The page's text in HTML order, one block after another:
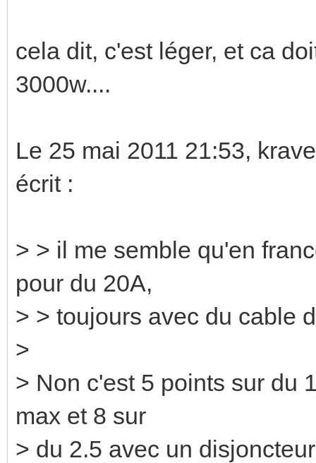
cela dit, c'est léger, et ca
3000w....
Le 25 mai 2011 21:53,
écrit :
> > il me semble qu'en
pour du 20A,
> > toujours avec du cable
>
> Non c'est 5 points sur du
max et 8 sur
> du 2.5 avec un